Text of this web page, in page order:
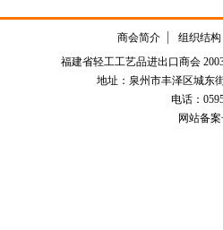
商会简介
组织结构
福建省轻工工艺品进出口商会
地址：泉州市丰泽区城东
电话：0595-
网站备